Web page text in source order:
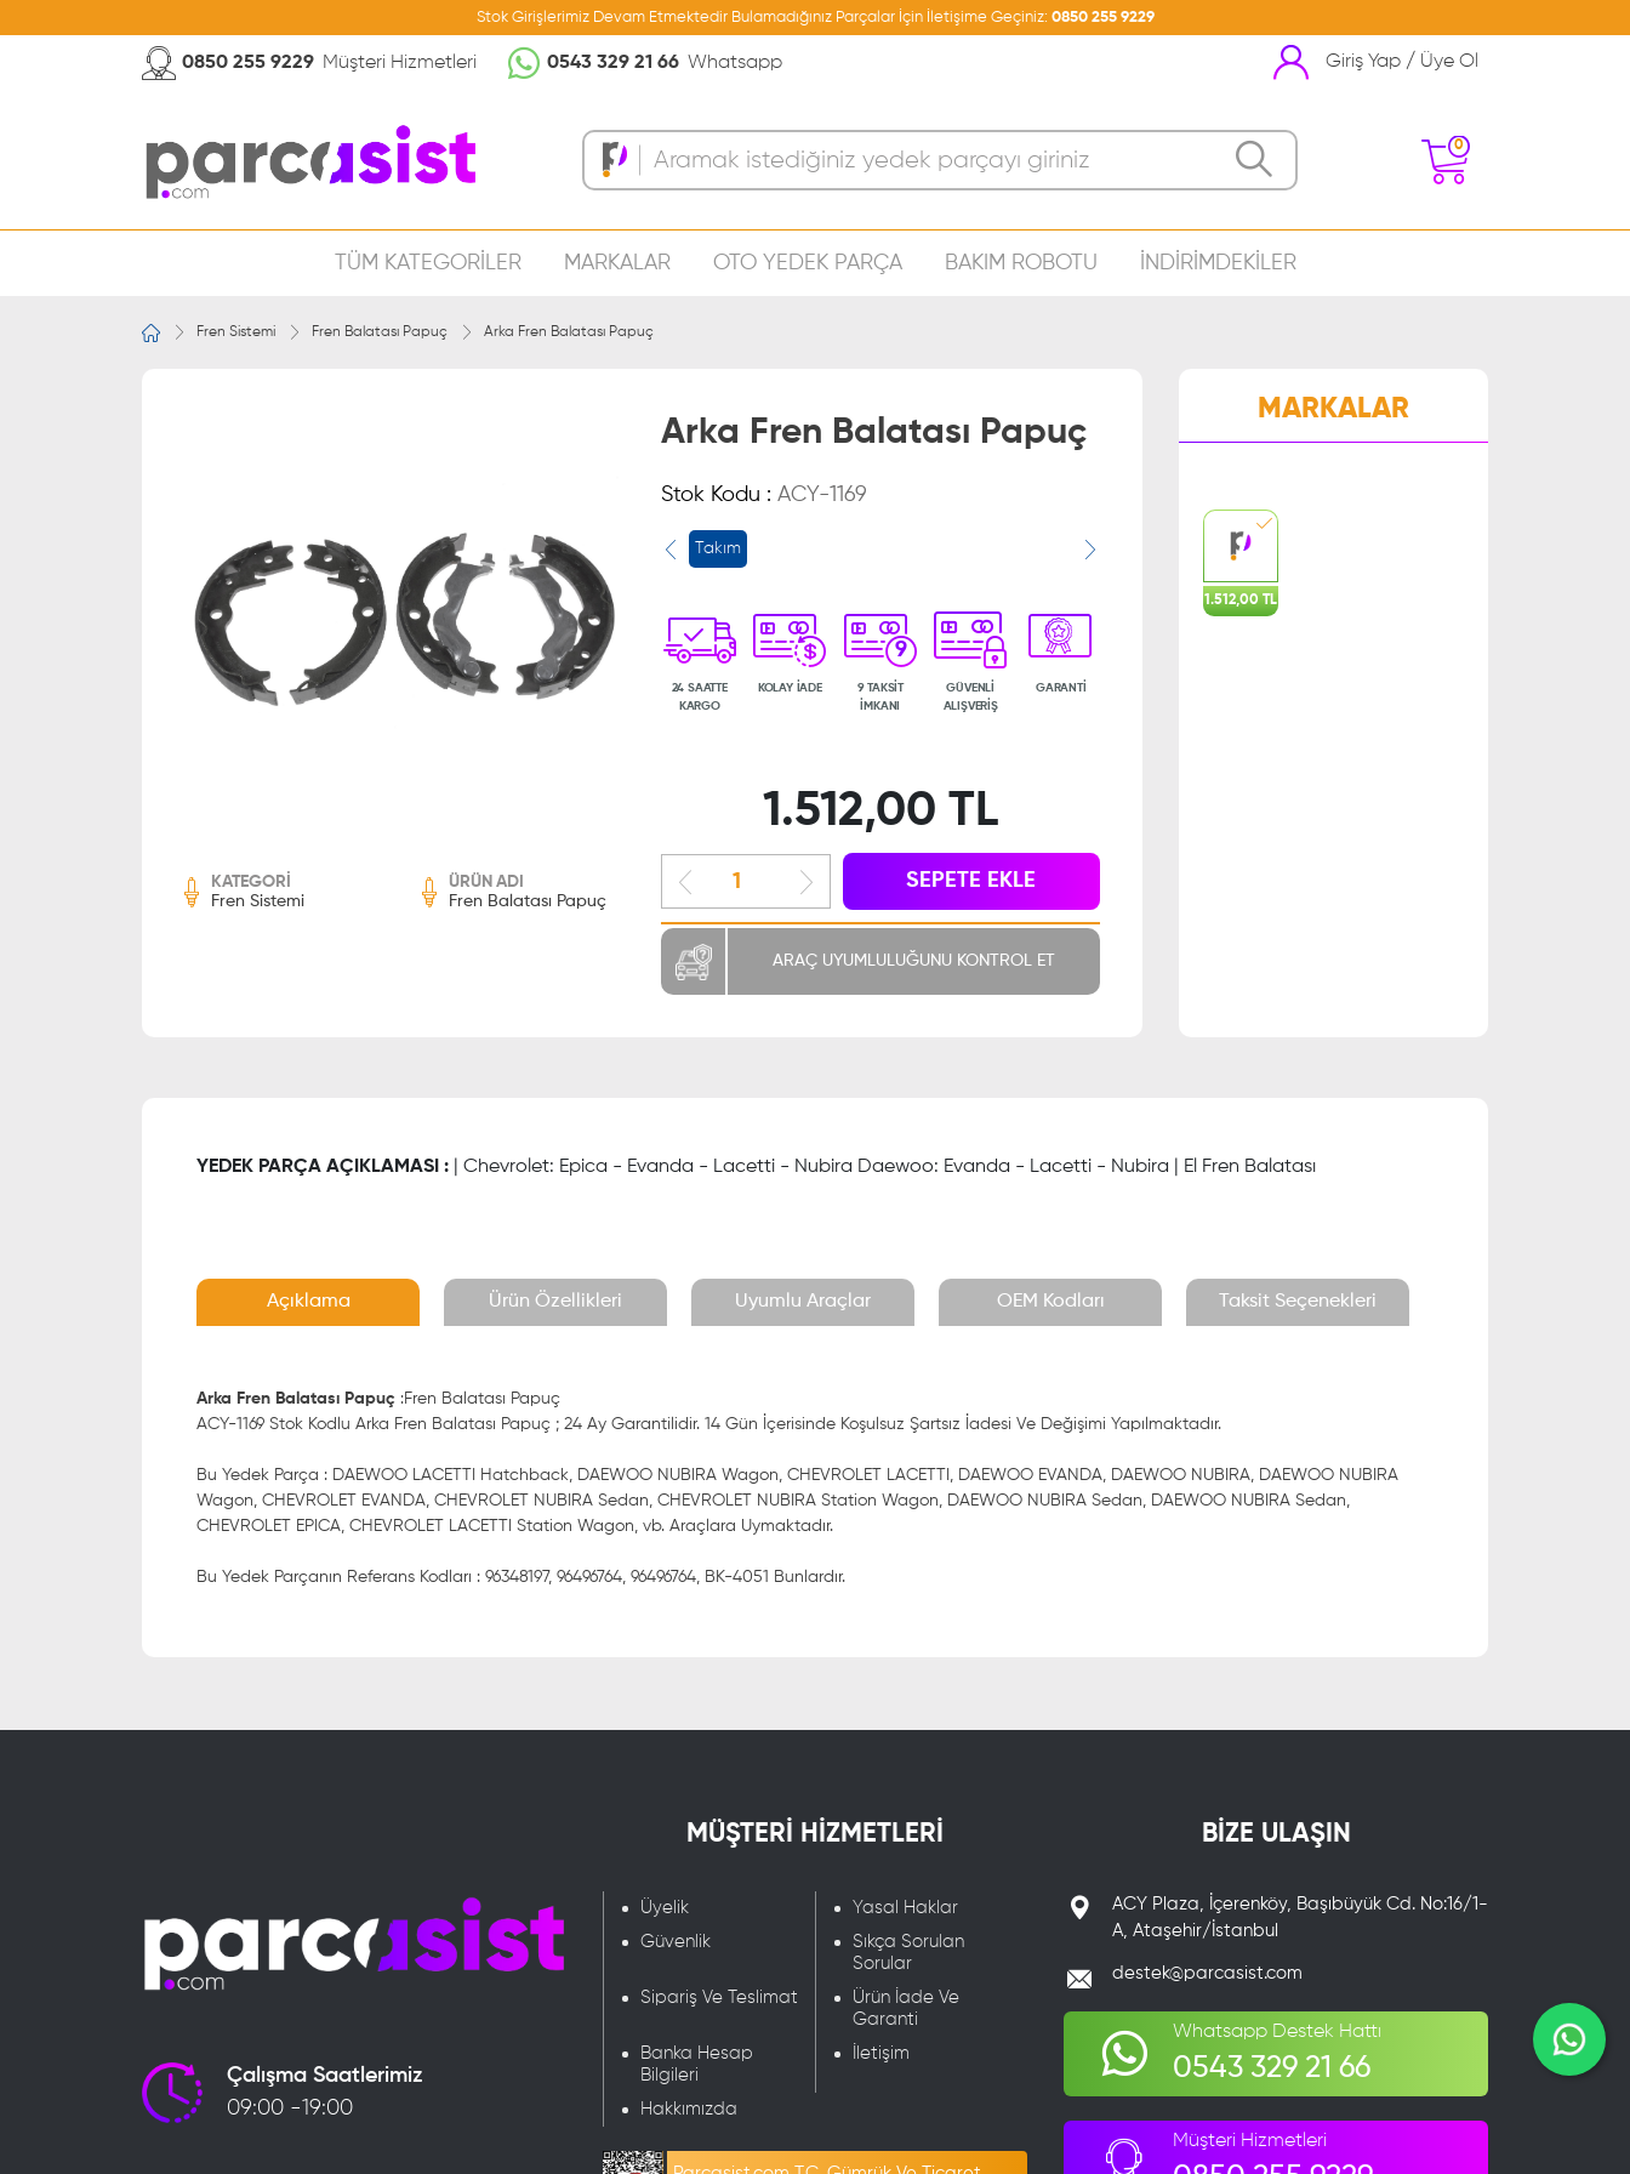
Stok Girişlerimiz Devam Etmektedir Bulamadığınız Parçalar İçin İletişime Geçiniz: 0850 255 9229
0850 255 9229 Müşteri Hizmetleri 0543 329 21 66 Whatsapp Giriş Yap / Üye Ol
0
TÜM KATEGORİLER MARKALAR OTO YEDEK PARÇA BAKIM ROBOTU İNDİRİMDEKİLER
Fren Sistemi Fren Balatası Papuç Arka Fren Balatası Papuç
KATEGORİ
Fren Sistemi
ÜRÜN ADI
Fren Balatası Papuç
Arka Fren Balatası Papuç
Stok Kodu : ACY-1169
Takım
24 SAATTE
KARGO
KOLAY İADE
9
9 TAKSİT
İMKANI
GÜVENLİ
ALIŞVERİŞ
GARANTİ
1.512,00 TL
SEPETE EKLE
ARAÇ UYUMLULUĞUNU KONTROL ET
MARKALAR
1.512,00 TL
YEDEK PARÇA AÇIKLAMASI : | Chevrolet: Epica - Evanda - Lacetti - Nubira Daewoo: Evanda - Lacetti - Nubira | El Fren Balatası
Açıklama Ürün Özellikleri Uyumlu Araçlar OEM Kodları Taksit Seçenekleri
Arka Fren Balatası Papuç :Fren Balatası Papuç
ACY-1169 Stok Kodlu Arka Fren Balatası Papuç ; 24 Ay Garantilidir. 14 Gün İçerisinde Koşulsuz Şartsız İadesi Ve Değişimi Yapılmaktadır.
Bu Yedek Parça : DAEWOO LACETTI Hatchback, DAEWOO NUBIRA Wagon, CHEVROLET LACETTI, DAEWOO EVANDA, DAEWOO NUBIRA, DAEWOO NUBIRA
Wagon, CHEVROLET EVANDA, CHEVROLET NUBIRA Sedan, CHEVROLET NUBIRA Station Wagon, DAEWOO NUBIRA Sedan, DAEWOO NUBIRA Sedan,
CHEVROLET EPICA, CHEVROLET LACETTI Station Wagon, vb. Araçlara Uymaktadır.
Bu Yedek Parçanın Referans Kodları : 96348197, 96496764, 96496764, BK-4051 Bunlardır.
Çalışma Saatlerimiz
09:00 -19:00
MÜŞTERİ HİZMETLERİ
Üyelik
Yasal Haklar
Güvenlik
Sıkça Sorulan
Sorular
Sipariş Ve Teslimat
Ürün İade Ve
Garanti
Banka Hesap
Bilgileri
İletişim
Hakkımızda
BİZE ULAŞIN
ACY Plaza, İçerenköy, Başıbüyük Cd. No:16/1-
A, Ataşehir/İstanbul
destek@parcasist.com
Whatsapp Destek Hattı
0543 329 21 66
Müşteri Hizmetleri